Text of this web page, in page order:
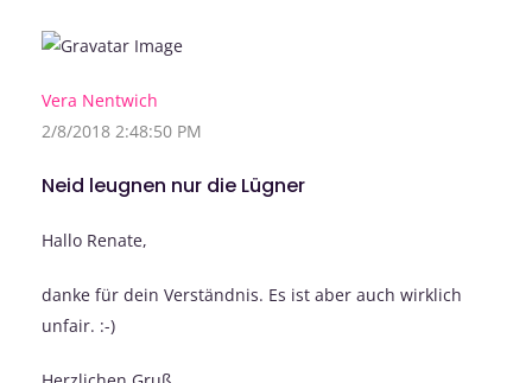
Vera Nentwich
2/8/2018 2:48:50 PM
Neid leugnen nur die Lügner
Hallo Renate,
danke für dein Verständnis. Es ist aber auch wirklich
unfair. :-)